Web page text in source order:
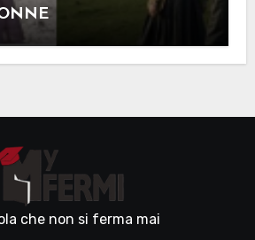
che non si ferma mai